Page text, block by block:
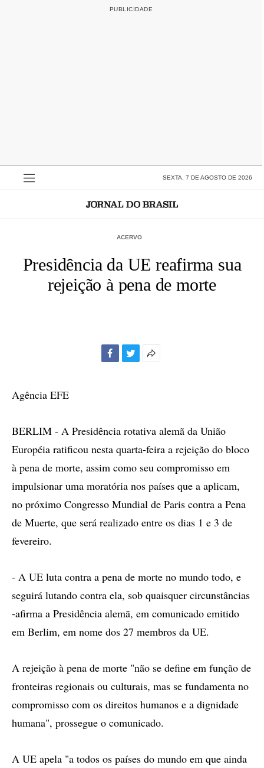
SEXTA, 7 DE AGOSTO DE 2026
ACERVO
Presidência da UE reafirma sua
rejeição à pena de morte
Agência EFE
BERLIM - A Presidência rotativa alemã da União
Européia ratificou nesta quarta-feira a rejeição do bloco
à pena de morte, assim como seu compromisso em
impulsionar uma moratória nos países que a aplicam,
no próximo Congresso Mundial de Paris contra a Pena
de Muerte, que será realizado entre os dias 1 e 3 de
fevereiro.
- A UE luta contra a pena de morte no mundo todo, e
seguirá lutando contra ela, sob quaisquer circunstâncias
-afirma a Presidência alemã, em comunicado emitido
em Berlim, em nome dos 27 membros da UE.
A rejeição à pena de morte "não se define em função de
fronteiras regionais ou culturais, mas se fundamenta no
compromisso com os direitos humanos e a dignidade
humana", prossegue o comunicado.
A UE apela "a todos os países do mundo em que ainda